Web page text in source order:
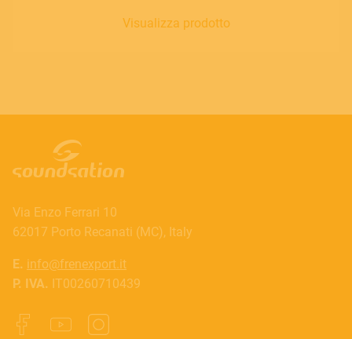
Visualizza prodotto
Via Enzo Ferrari 10
62017 Porto Recanati (MC), Italy
E. info@frenexport.it
P. IVA. IT00260710439